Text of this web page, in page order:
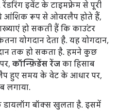
इवेंट के टाइमफ़्रेम से पूरी
आंशिक रूप से ओवरलैप होते हैं,
हो सकती हैं कि काउंटर
योगदान देता है. यह योगदान,
तक हो सकता है. हमने कुछ
कॉन्फ़िडेंस रेंज का हिसाब
हुए समय के वेट के आधार पर,
लगाया.
बॉक्स खुलता है. इसमें